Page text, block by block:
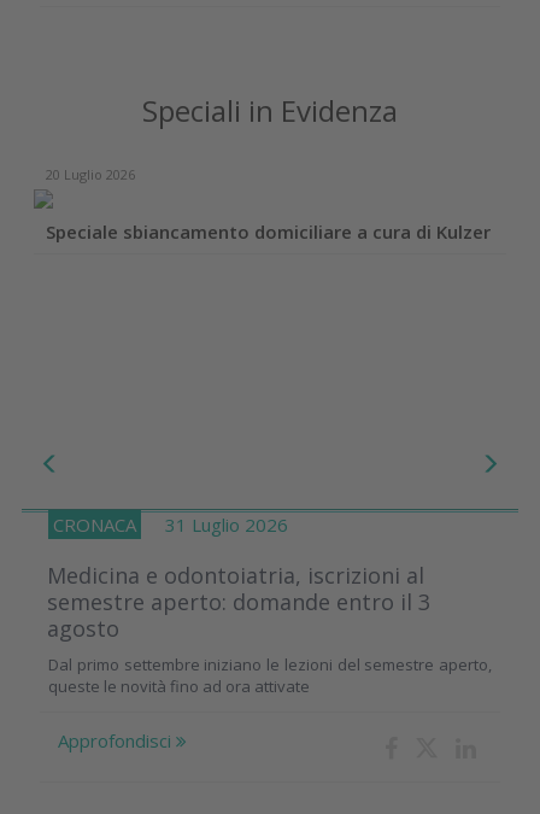
Speciali in Evidenza
20 Luglio 2026
Speciale sbiancamento domiciliare a cura di Kulzer
CRONACA 31 Luglio 2026
Medicina e odontoiatria, iscrizioni al
semestre aperto: domande entro il 3
agosto
Dal primo settembre iniziano le lezioni del semestre aperto,
queste le novità fino ad ora attivate
Approfondisci